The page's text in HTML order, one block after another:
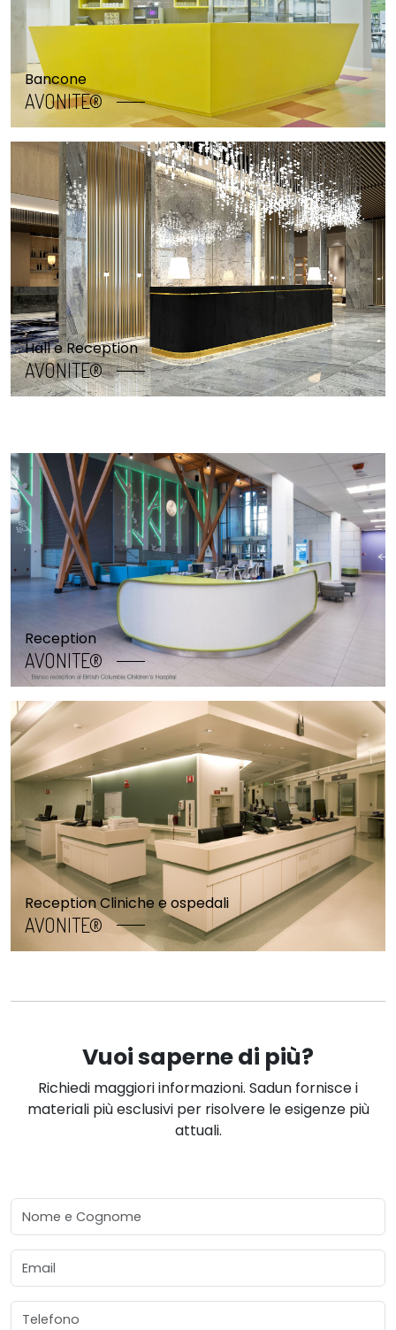
Bancone
AVONITE®
Hall e Reception
AVONITE®
Reception
AVONITE®
Reception Cliniche e ospedali
AVONITE®
Vuoi saperne di più?
Richiedi maggiori informazioni. Sadun fornisce i
materiali più esclusivi per risolvere le esigenze più
attuali.
Nome e Cognome
Email
Telefono